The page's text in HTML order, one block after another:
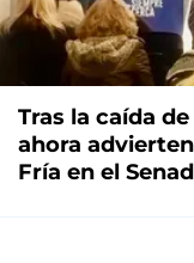
Tras la caída
ahora
Fría en el